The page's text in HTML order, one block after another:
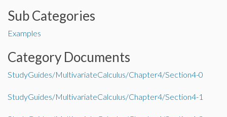
Sub Categories
Examples
Category Documents
StudyGuides/MultivariateCalculus/Chapter4/Section4-0
StudyGuides/MultivariateCalculus/Chapter4/Section4-1